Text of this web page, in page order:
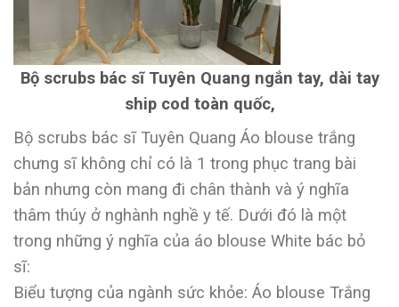
Bộ scrubs bác sĩ Tuyên Quang ngắn tay, dài tay
ship cod toàn quốc,
Bộ scrubs bác sĩ Tuyên Quang Áo blouse trắng
chưng sĩ không chỉ có là 1 trong phục trang bài
bản nhưng còn mang đi chân thành và ý nghĩa
thâm thúy ở nghành nghề y tế. Dưới đó là một
trong những ý nghĩa của áo blouse White bác bỏ
sĩ:
Biểu tượng của ngành sức khỏe: Áo blouse Trắng